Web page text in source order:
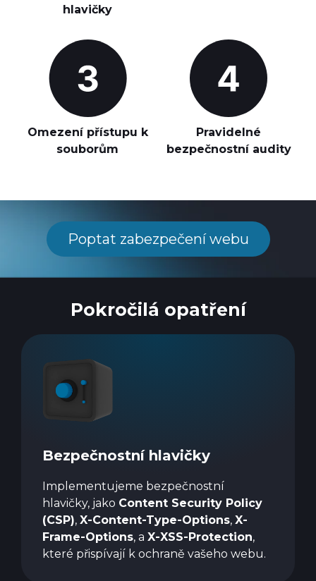
hlavičky
Omezení přístupu k
souborům
Pravidelné
bezpečnostní audity
Poptat zabezpečení webu
Pokročilá opatření
Bezpečnostní hlavičky
Implementujeme bezpečnostní
hlavičky, jako Content Security Policy
(CSP), X-Content-Type-Options, X-
Frame-Options, a X-XSS-Protection,
které přispívají k ochraně vašeho webu.